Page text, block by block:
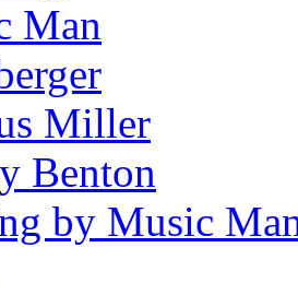
Man
Miller
Benton
by Music